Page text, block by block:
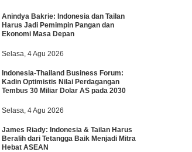
Anindya Bakrie: Indonesia dan Tailan
Harus Jadi Pemimpin Pangan dan
Ekonomi Masa Depan
Selasa, 4 Agu 2026
Indonesia-Thailand Business Forum:
Kadin Optimistis Nilai Perdagangan
Tembus 30 Miliar Dolar AS pada 2030
Selasa, 4 Agu 2026
James Riady: Indonesia & Tailan Harus
Beralih dari Tetangga Baik Menjadi Mitra
Hebat ASEAN